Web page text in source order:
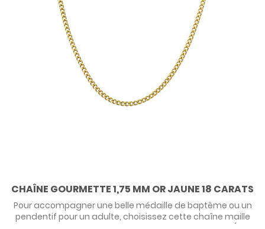
CHAÎNE GOURMETTE 1,75 MM OR JAUNE 18 CARATS
Pour accompagner une belle médaille de baptême ou un
pendentif pour un adulte, choisissez cette chaîne maille